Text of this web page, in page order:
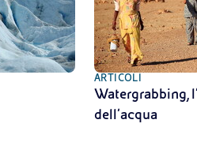
ARTICOLI
Watergrabbing,
dell’acqua